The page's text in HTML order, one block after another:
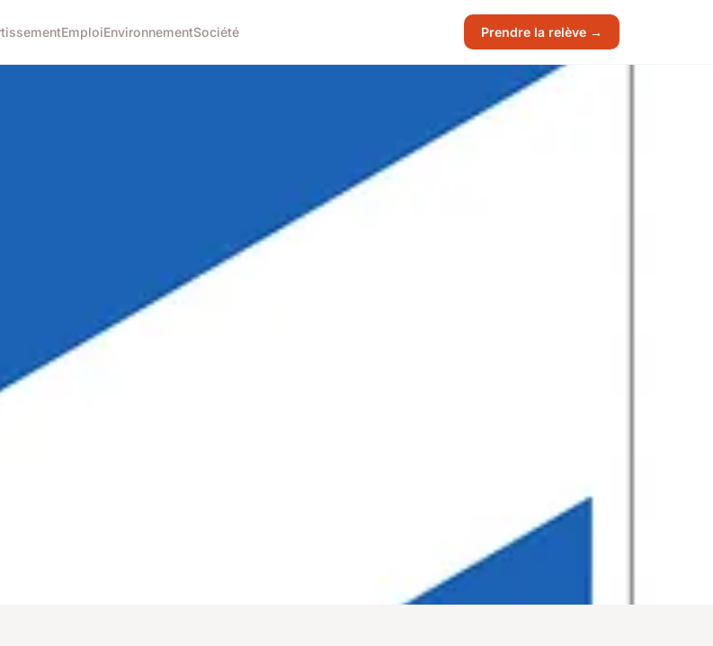
EmploiEnvironnementSociété Prendre la relève →